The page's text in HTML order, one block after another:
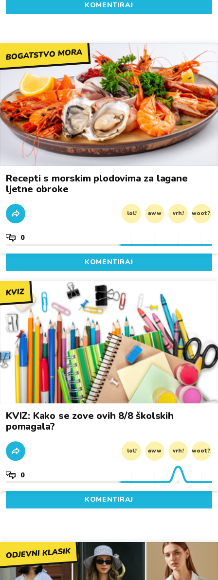
KOMENTIRAJ
BOGATSTVO MORA
Recepti s morskim plodovima za lagane
ljetne obroke
lol! aww vrh! woot?!
0
KOMENTIRAJ
KVIZ
KVIZ: Kako se zove ovih 8/8 školskih
pomagala?
lol! aww vrh! woot?!
0
KOMENTIRAJ
ODJEVNI KLASIK